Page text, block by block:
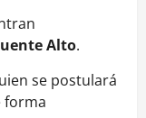
Alto.
se postulará
forma